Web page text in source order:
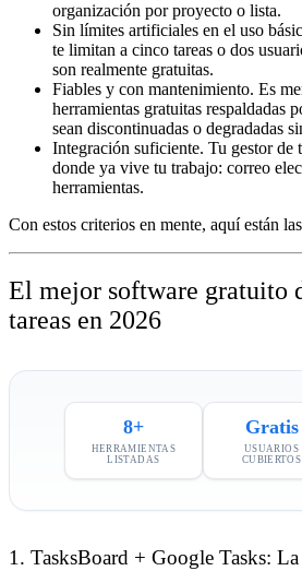
organización por proyecto o lista.
Sin límites artificiales en el uso
te limitan a cinco tareas o dos
son realmente gratuitas.
Fiables y con mantenimiento. Es
herramientas gratuitas respaldadas
sean discontinuadas o degradadas
Integración suficiente. Tu gestor de
donde ya vive tu trabajo: correo
herramientas.
Con estos criterios en mente, aquí están
El mejor software gratuito
tareas en 2026
8+
HERRAMIENTAS
LISTADAS
Gratis
USUARIOS
CUBIERTOS
1. TasksBoard + Google Tasks: